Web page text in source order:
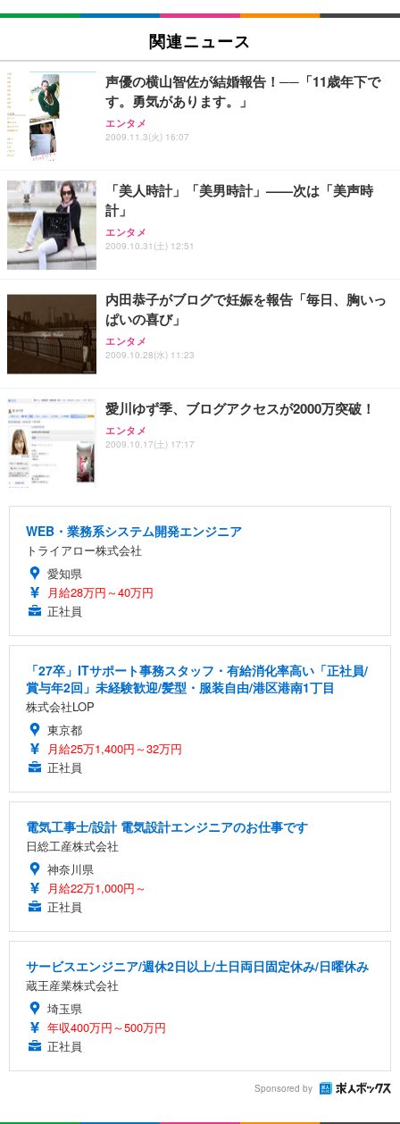
関連ニュース
声優の横山智佐が結婚報告！──「11歳年下で
す。勇気があります。」
エンタメ
2009.11.3(火) 16:07
「美人時計」「美男時計」——次は「美声時
計」
エンタメ
2009.10.31(土) 12:51
内田恭子がブログで妊娠を報告「毎日、胸いっ
ぱいの喜び」
エンタメ
2009.10.28(水) 11:23
愛川ゆず季、ブログアクセスが2000万突破！
エンタメ
2009.10.17(土) 17:17
WEB・業務系システム開発エンジニア
トライアロー株式会社
愛知県
月給28万円～40万円
正社員
「27卒」ITサポート事務スタッフ・有給消化率高い「正社員/
賞与年2回」未経験歓迎/髪型・服装自由/港区港南1丁目
株式会社LOP
東京都
月給25万1,400円～32万円
正社員
電気工事士/設計 電気設計エンジニアのお仕事です
日総工産株式会社
神奈川県
月給22万1,000円～
正社員
サービスエンジニア/週休2日以上/土日両日固定休み/日曜休み
蔵王産業株式会社
埼玉県
年収400万円～500万円
正社員
Sponsored by